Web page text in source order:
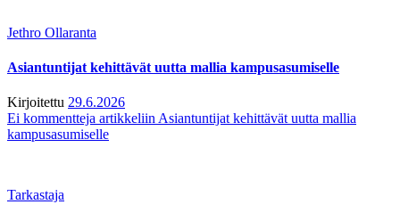
Jethro Ollaranta
Asiantuntijat kehittävät uutta mallia kampusasumiselle
Kirjoitettu 29.6.2026
Ei kommentteja artikkeliin Asiantuntijat kehittävät uutta mallia
kampusasumiselle
Tarkastaja